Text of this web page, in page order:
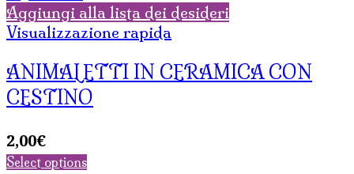
Aggiungi alla lista dei desideri
Visualizzazione rapida
ANIMALETTI IN CERAMICA CON
CESTINO
2,00€
Select options